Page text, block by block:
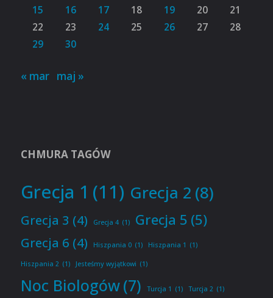
15
16 17 18 19 20
21
22
23 24 25 26 27
28
29
30
« mar maj »
CHMURA TAGÓW
Grecja 1 (11) Grecja 2 (8)
Grecja 3 (4) Grecja 4 (1) Grecja 5 (5)
Grecja 6 (4) Hiszpania 0 (1) Hiszpania 1 (1)
Hiszpania 2 (1) Jesteśmy wyjątkowi (1)
Noc Biologów(7) Turcja 1 (1) Turcja 2 (1)